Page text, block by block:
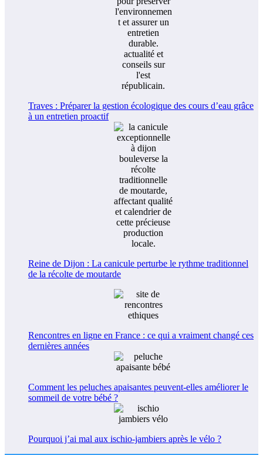
Traves : Préparer la gestion écologique des cours d’eau grâce
à un entretien proactif
Reine de Dijon : La canicule perturbe le rythme traditionnel
de la récolte de moutarde
Rencontres en ligne en France : ce qui a vraiment changé ces
dernières années
Comment les peluches apaisantes peuvent-elles améliorer le
sommeil de votre bébé ?
Pourquoi j’ai mal aux ischio-jambiers après le vélo ?